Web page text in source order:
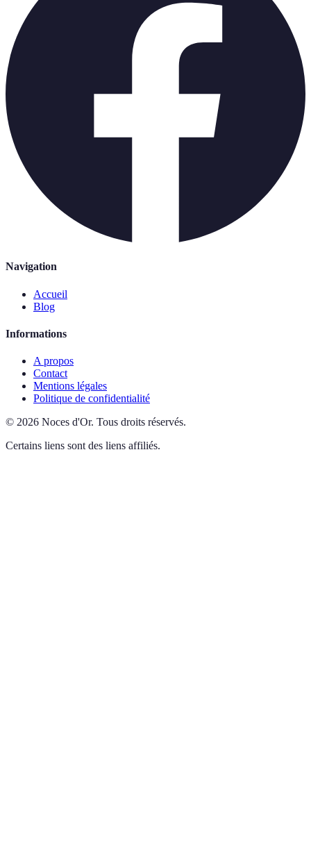
Navigation
Accueil
Blog
Informations
A propos
Contact
Mentions légales
Politique de confidentialité
© 2026 Noces d'Or. Tous droits réservés.
Certains liens sont des liens affiliés.